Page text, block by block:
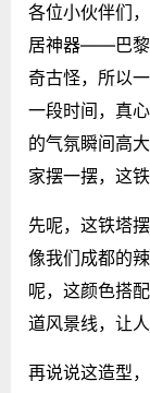
各位小伙伴们
居神器——巴黎
奇古怪，所以
一段时间，真
的气氛瞬间高
家摆一摆，这
先呢，这铁塔
像我们成都的
呢，这颜色搭
道风景线，让
再说说这造型